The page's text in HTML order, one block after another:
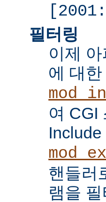
필터링
이제
에 대
여 CGI
핸들러
램을